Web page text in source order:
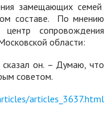
замещающих семей
составе.
По мнению
сопровождения
области:
он. – Думаю, что
советом.
articles_3637.html